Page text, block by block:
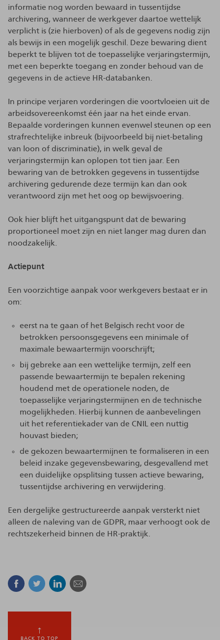
informatie nog worden bewaard in tussentijdse
archivering, wanneer de werkgever daartoe wettelijk
verplicht is (zie hierboven) of als de gegevens nodig zijn
als bewijs in een mogelijk geschil. Deze bewaring dient
beperkt te blijven tot de toepasselijke verjaringstermijn,
met een beperkte toegang en zonder behoud van de
gegevens in de actieve HR-databanken.
In principe verjaren vorderingen die voortvloeien uit de
arbeidsovereenkomst één jaar na het einde ervan.
Bepaalde vorderingen kunnen evenwel steunen op een
strafrechtelijke inbreuk (bijvoorbeeld bij niet-betaling
van loon of discriminatie), in welk geval de
verjaringstermijn kan oplopen tot tien jaar. Een
bewaring van de betrokken gegevens in tussentijdse
archivering gedurende deze termijn kan dan ook
verantwoord zijn met het oog op bewijsvoering.
Ook hier blijft het uitgangspunt dat de bewaring
proportioneel moet zijn en niet langer mag duren dan
noodzakelijk.
Actiepunt
Een voorzichtige aanpak voor werkgevers bestaat er in
om:
eerst na te gaan of het Belgisch recht voor de
betrokken persoonsgegevens een minimale of
maximale bewaartermijn voorschrijft;
bij gebreke aan een wettelijke termijn, zelf een
passende bewaartermijn te bepalen rekening
houdend met de operationele noden, de
toepasselijke verjaringstermijnen en de technische
mogelijkheden. Hierbij kunnen de aanbevelingen
uit het referentiekader van de CNIL een nuttig
houvast bieden;
de gekozen bewaartermijnen te formaliseren in een
beleid inzake gegevensbewaring, desgevallend met
een duidelijke opsplitsing tussen actieve bewaring,
tussentijdse archivering en verwijdering.
Een dergelijke gestructureerde aanpak versterkt niet
alleen de naleving van de GDPR, maar verhoogt ook de
rechtszekerheid binnen de HR-praktijk.
Facebook
TwitterLinkedinE-mail
BACK TO TOP